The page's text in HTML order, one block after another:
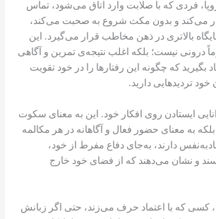
فردی که با صلابت وارد اتاق می‌شود، تماس
می‌کند و بدون مکث شروع به صحبت می‌کند،
بالاتری در ذهن مخاطب قرار می‌گیرد. این
درونی نیست؛ بلکه اغلب نتیجه‌ی تمرین و آگاهی
بگیرید که چگونه این رفتارها را در خود تقویت
خود تردیدهایی دارید.
ایستادن روی افکار خود. این به معنای سکوت
به معنای حضور فعال و آگاهانه در هر مکالمه
دارند، به‌جای دفاع مفرط از خود،
و نشان می‌دهند که از فضای خود خارج
کسی که با اعتماد حرف می‌زند، حتی اگر زبانش